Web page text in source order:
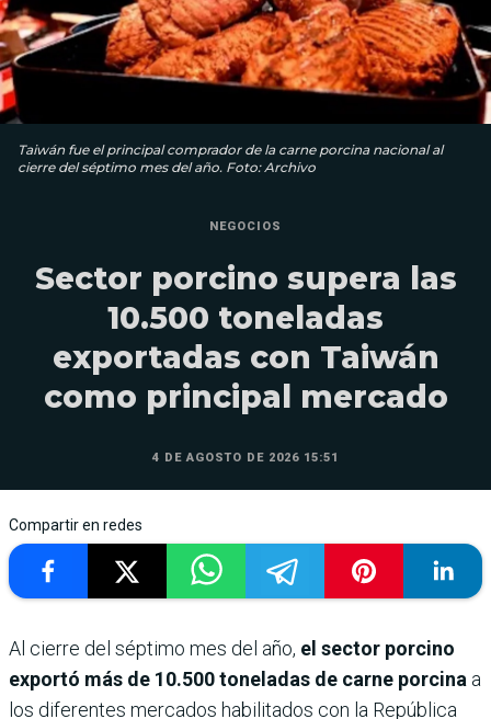
Taiwán fue el principal comprador de la carne porcina nacional al
cierre del séptimo mes del año. Foto: Archivo
NEGOCIOS
Sector porcino supera las
10.500 toneladas
exportadas con Taiwán
como principal mercado
4 DE AGOSTO DE 2026 15:51
Compartir en redes
Al cierre del séptimo mes del año, el sector porcino
exportó más de 10.500 toneladas de carne porcina a
los diferentes mercados habilitados con la República